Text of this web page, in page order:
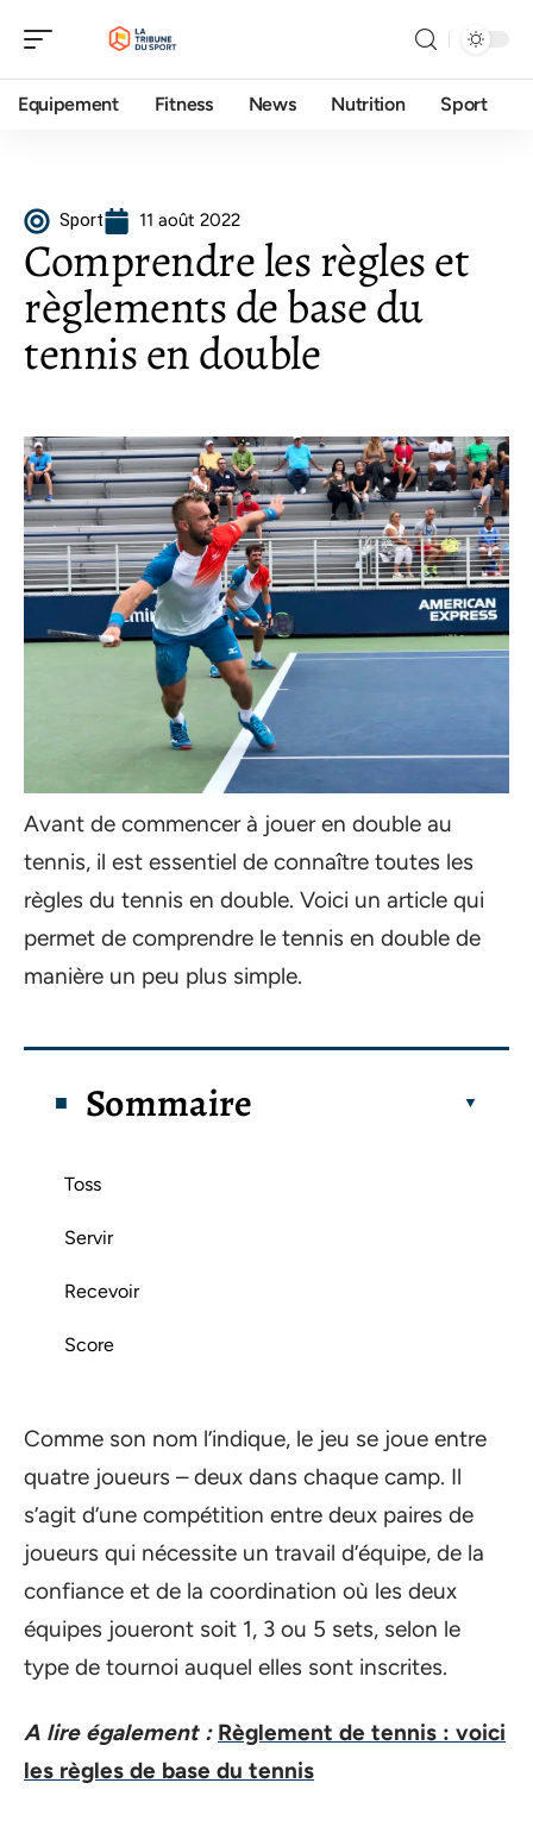
Equipement Fitness News Nutrition Sport
Sport 11 août 2022
Comprendre les règles et
règlements de base du
tennis en double
Avant de commencer à jouer en double au
tennis, il est essentiel de connaître toutes les
règles du tennis en double. Voici un article qui
permet de comprendre le tennis en double de
manière un peu plus simple.
Sommaire
Toss
Servir
Recevoir
Score
Comme son nom l’indique, le jeu se joue entre
quatre joueurs – deux dans chaque camp. Il
s’agit d’une compétition entre deux paires de
joueurs qui nécessite un travail d’équipe, de la
confiance et de la coordination où les deux
équipes joueront soit 1, 3 ou 5 sets, selon le
type de tournoi auquel elles sont inscrites.
A lire également : Règlement de tennis : voici
les règles de base du tennis